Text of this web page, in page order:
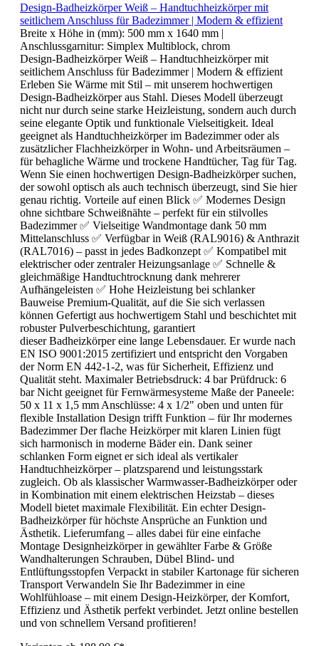
Design-Badheizkörper Weiß – Handtuchheizkörper mit
seitlichem Anschluss für Badezimmer | Modern & effizient
Breite x Höhe in (mm): 500 mm x 1640 mm |
Anschlussgarnitur: Simplex Multiblock, chrom
Design-Badheizkörper Weiß – Handtuchheizkörper mit
seitlichem Anschluss für Badezimmer | Modern & effizient
Erleben Sie Wärme mit Stil – mit unserem hochwertigen
Design-Badheizkörper aus Stahl. Dieses Modell überzeugt
nicht nur durch seine starke Heizleistung, sondern auch durch
seine elegante Optik und funktionale Vielseitigkeit. Ideal
geeignet als Handtuchheizkörper im Badezimmer oder als
zusätzlicher Flachheizkörper in Wohn- und Arbeitsräumen –
für behagliche Wärme und trockene Handtücher, Tag für Tag.
Wenn Sie einen hochwertigen Design-Badheizkörper suchen,
der sowohl optisch als auch technisch überzeugt, sind Sie hier
genau richtig. Vorteile auf einen Blick ✅ Modernes Design
ohne sichtbare Schweißnähte – perfekt für ein stilvolles
Badezimmer ✅ Vielseitige Wandmontage dank 50 mm
Mittelanschluss ✅ Verfügbar in Weiß (RAL9016) & Anthrazit
(RAL7016) – passt in jedes Badkonzept ✅ Kompatibel mit
elektrischer oder zentraler Heizungsanlage ✅ Schnelle &
gleichmäßige Handtuchtrocknung dank mehrerer
Aufhängeleisten ✅ Hohe Heizleistung bei schlanker
Bauweise Premium-Qualität, auf die Sie sich verlassen
können Gefertigt aus hochwertigem Stahl und beschichtet mit
robuster Pulverbeschichtung, garantiert
dieser Badheizkörper eine lange Lebensdauer. Er wurde nach
EN ISO 9001:2015 zertifiziert und entspricht den Vorgaben
der Norm EN 442-1-2, was für Sicherheit, Effizienz und
Qualität steht. Maximaler Betriebsdruck: 4 bar Prüfdruck: 6
bar Nicht geeignet für Fernwärmesysteme Maße der Paneele:
50 x 11 x 1,5 mm Anschlüsse: 4 x 1/2" oben und unten für
flexible Installation Design trifft Funktion – für Ihr modernes
Badezimmer Der flache Heizkörper mit klaren Linien fügt
sich harmonisch in moderne Bäder ein. Dank seiner
schlanken Form eignet er sich ideal als vertikaler
Handtuchheizkörper – platzsparend und leistungsstark
zugleich. Ob als klassischer Warmwasser-Badheizkörper oder
in Kombination mit einem elektrischen Heizstab – dieses
Modell bietet maximale Flexibilität. Ein echter Design-
Badheizkörper für höchste Ansprüche an Funktion und
Ästhetik. Lieferumfang – alles dabei für eine einfache
Montage Designheizkörper in gewählter Farbe & Größe
Wandhalterungen Schrauben, Dübel Blind- und
Entlüftungsstopfen Verpackt in stabiler Kartonage für sicheren
Transport Verwandeln Sie Ihr Badezimmer in eine
Wohlfühloase – mit einem Design-Heizkörper, der Komfort,
Effizienz und Ästhetik perfekt verbindet. Jetzt online bestellen
und von schnellem Versand profitieren!